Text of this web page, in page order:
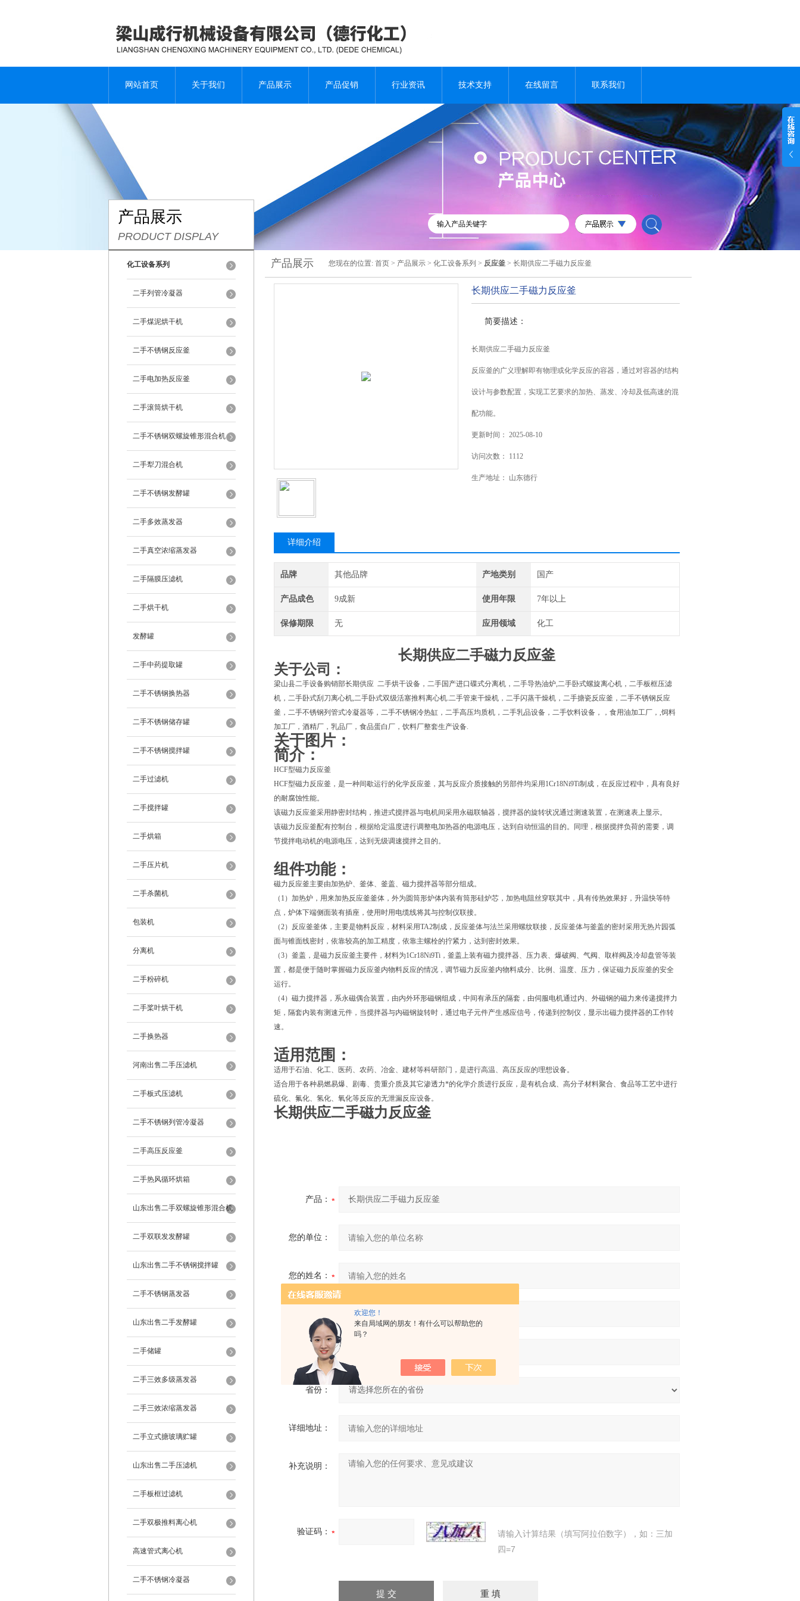
欢迎您！
来自局域网的朋友！有什么可以帮助您的
吗？
网站首页 关于我们 产品展示 产品促销 行业资讯 技术支持 在线留言 联系我们
产品展示
PRODUCT DISPLAY
化工设备系列
二手列管冷凝器
二手煤泥烘干机
二手不锈钢反应釜
二手电加热反应釜
二手滚筒烘干机
二手不锈钢双螺旋锥形混合机
二手犁刀混合机
二手不锈钢发酵罐
二手多效蒸发器
二手真空浓缩蒸发器
二手隔膜压滤机
二手烘干机
发酵罐
二手中药提取罐
二手不锈钢换热器
二手不锈钢储存罐
二手不锈钢搅拌罐
二手过滤机
二手搅拌罐
二手烘箱
二手压片机
二手杀菌机
包装机
分离机
二手粉碎机
二手桨叶烘干机
二手换热器
河南出售二手压滤机
二手板式压滤机
二手不锈钢列管冷凝器
二手高压反应釜
二手热风循环烘箱
山东出售二手双螺旋锥形混合机
二手双联发发酵罐
山东出售二手不锈钢搅拌罐
二手不锈钢蒸发器
山东出售二手发酵罐
二手储罐
二手三效多级蒸发器
二手三效浓缩蒸发器
二手立式搪玻璃贮罐
山东出售二手压滤机
二手板框过滤机
二手双极推料离心机
高速管式离心机
二手不锈钢冷凝器
产品展示 您现在的位置: 首页 > 产品展示 > 化工设备系列 > 反应釜 > 长期供应二手磁力反应釜
长期供应二手磁力反应釜
简要描述：
长期供应二手磁力反应釜
反应釜的广义理解即有物理或化学反应的容器，通过对容器的结构
设计与参数配置，实现工艺要求的加热、蒸发、冷却及低高速的混
配功能。
更新时间： 2025-08-10
访问次数： 1112
生产地址： 山东德行
详细介绍
品牌 其他品牌 产地类别 国产
产品成色 9成新 使用年限 7年以上
保修期限 无 应用领域 化工
长期供应二手磁力反应釜
关于公司：
梁山县二手设备购销部长期供应 二手烘干设备，二手国产进口碟式分离机，二手导热油炉,二手卧式螺旋离心机，二手板框压滤
机，二手卧式刮刀离心机,二手卧式双级活塞推料离心机.二手管束干燥机，二手闪蒸干燥机，二手搪瓷反应釜，二手不锈钢反应
釜，二手不锈钢列管式冷凝器等，二手不锈钢冷热缸，二手高压均质机，二手乳品设备，二手饮料设备，，食用油加工厂，,饲料
加工厂，酒精厂，乳品厂，食品蛋白厂，饮料厂整套生产设备.
关于图片：
简介：
HCF型磁力反应釜
HCF型磁力反应釜，是一种间歇运行的化学反应釜，其与反应介质接触的另部件均采用1Cr18Ni9Ti制成，在反应过程中，具有良好
的耐腐蚀性能。
该磁力反应釜采用静密封结构，推进式搅拌器与电机间采用永磁联轴器，搅拌器的旋转状况通过测速装置，在测速表上显示。
该磁力反应釜配有控制台，根据给定温度进行调整电加热器的电源电压，达到自动恒温的目的。同理，根据搅拌负荷的需要，调
节搅拌电动机的电源电压，达到无级调速搅拌之目的。
组件功能：
磁力反应釜主要由加热炉、釜体、釜盖、磁力搅拌器等部分组成。
（1）加热炉，用来加热反应釜釜体，外为圆筒形炉体内装有筒形硅炉芯，加热电阻丝穿联其中，具有传热效果好，升温快等特
点，炉体下端侧面装有插座，使用时用电缆线将其与控制仪联接。
（2）反应釜釜体，主要是物料反应，材料采用TA2制成，反应釜体与法兰采用螺纹联接，反应釜体与釜盖的密封采用无热片园弧
面与锥面线密封，依靠较高的加工精度，依靠主螺栓的拧紧力，达到密封效果。
（3）釜盖，是磁力反应釜主要件，材料为1Cr18Ni9Ti，釜盖上装有磁力搅拌器、压力表、爆破阀、气阀、取样阀及冷却盘管等装
置，都是便于随时掌握磁力反应釜内物料反应的情况，调节磁力反应釜内物料成分、比例、温度、压力，保证磁力反应釜的安全
运行。
（4）磁力搅拌器，系永磁偶合装置，由内外环形磁钢组成，中间有承压的隔套，由伺服电机通过内、外磁钢的磁力来传递搅拌力
矩，隔套内装有测速元件，当搅拌器与内磁钢旋转时，通过电子元件产生感应信号，传递到控制仪，显示出磁力搅拌器的工作转
速。
适用范围：
适用于石油、化工、医药、农药、冶金、建材等科研部门，是进行高温、高压反应的理想设备。
适合用于各种易燃易爆、剧毒、贵重介质及其它渗透力*的化学介质进行反应，是有机合成、高分子材料聚合、食品等工艺中进行
硫化、氟化、氢化、氧化等反应的无泄漏反应设备。
长期供应二手磁力反应釜
产品：
您的单位：
您的姓名：
常用邮箱：
省份：
详细地址：
补充说明：
验证码：
请输入计算结果（填写阿拉伯数字），如：三加
四=7